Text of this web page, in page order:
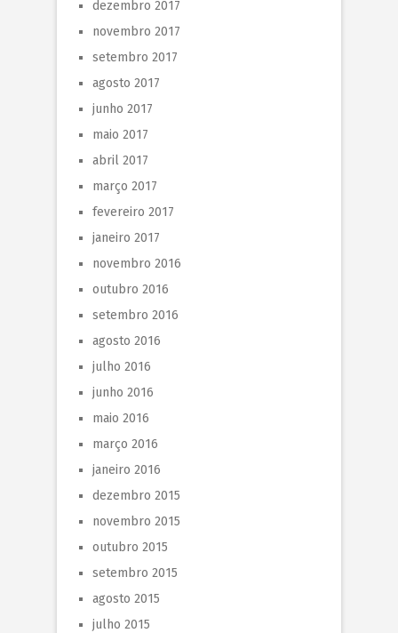
dezembro 2017
novembro 2017
setembro 2017
agosto 2017
junho 2017
maio 2017
abril 2017
março 2017
fevereiro 2017
janeiro 2017
novembro 2016
outubro 2016
setembro 2016
agosto 2016
julho 2016
junho 2016
maio 2016
março 2016
janeiro 2016
dezembro 2015
novembro 2015
outubro 2015
setembro 2015
agosto 2015
julho 2015